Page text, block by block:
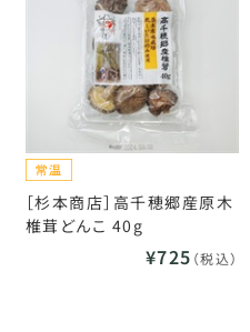
［杉本商店］高千穂郷産原木
椎茸どんこ 40g
¥725 （税込）